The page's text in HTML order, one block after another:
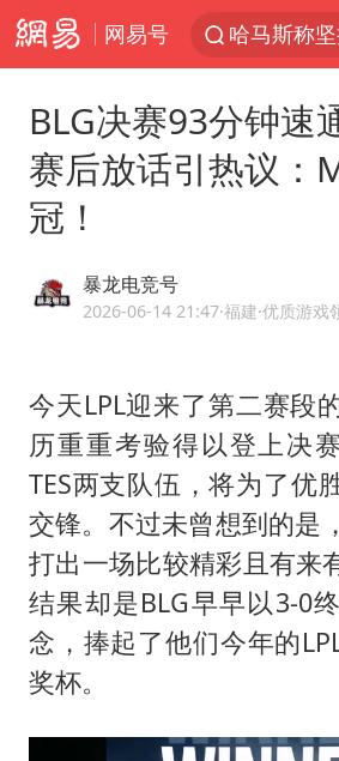
网易号
上海全力守
猫咪过火把
BLG经理
BLG决赛93分钟速
赛后放话引热议：
冠！
暴龙电竞号
2026-06-14 21:47·福建·优质游戏
今天LPL迎来了第二赛段
历重重考验得以登上决
TES两支队伍，将为了优
交锋。不过未曾想到的是
打出一场比较精彩且有来
结果却是BLG早早以3-0
念，捧起了他们今年的
奖杯。